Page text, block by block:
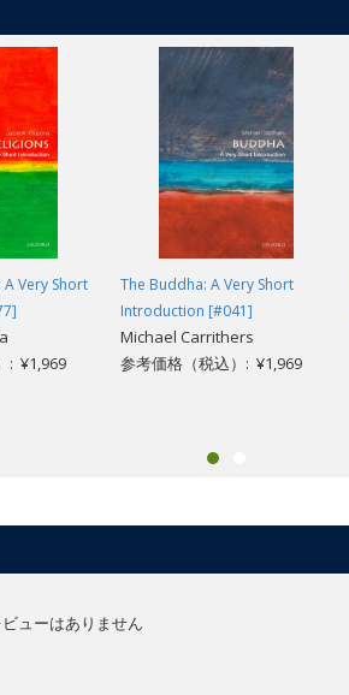
the first time, see its full complexity.
the great policy revolutions in history.
Very Short
: ¥1,969
The Buddha: A Very Short
Introduction [#041]
Michael Carrithers
参考価格（税込）: ¥1,969
ューはありません